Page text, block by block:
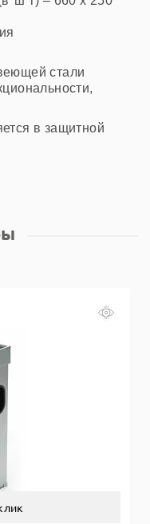
стали
в защитной